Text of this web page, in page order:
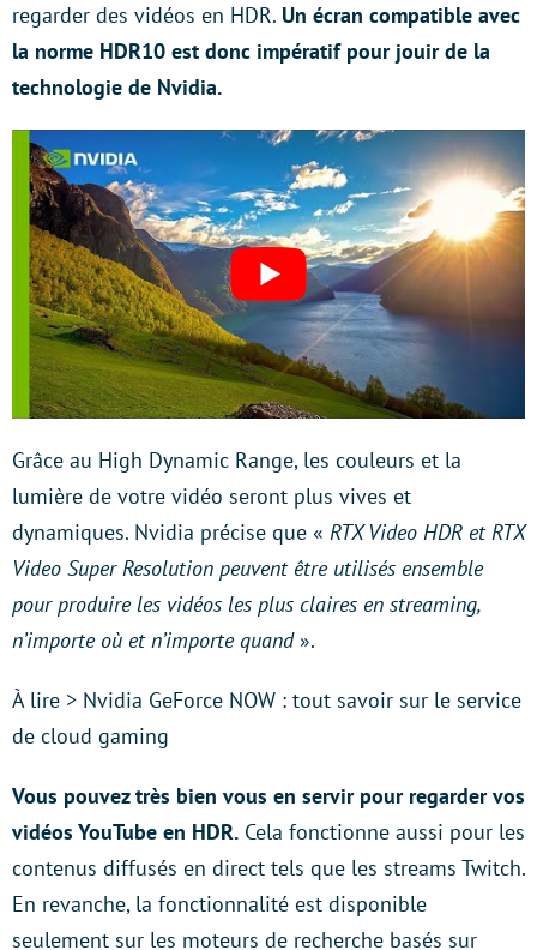
regarder des vidéos en HDR. Un écran compatible avec
la norme HDR10 est donc impératif pour jouir de la
technologie de Nvidia.
Grâce au High Dynamic Range, les couleurs et la
lumière de votre vidéo seront plus vives et
dynamiques. Nvidia précise que « RTX Video HDR et RTX
Video Super Resolution peuvent être utilisés ensemble
pour produire les vidéos les plus claires en streaming,
n’importe où et n’importe quand».
À lire > Nvidia GeForce NOW : tout savoir sur le service
de cloud gaming
Vous pouvez très bien vous en servir pour regarder vos
vidéos YouTube en HDR. Cela fonctionne aussi pour les
contenus diffusés en direct tels que les streams Twitch.
En revanche, la fonctionnalité est disponible
seulement sur les moteurs de recherche basés sur